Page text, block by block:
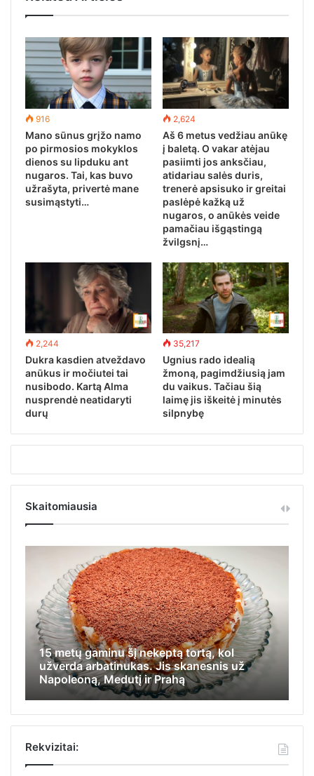
916
Mano sūnus grįžo namo
po pirmosios mokyklos
dienos su lipduku ant
nugaros. Tai, kas buvo
užrašyta, privertė mane
susimąstyti…
2,624
Aš 6 metus vedžiau anūkę
į baletą. O vakar atėjau
pasiimti jos anksčiau,
atidariau salės duris,
trenerė apsisuko ir greitai
paslėpė kažką už
nugaros, o anūkės veide
pamačiau išgąstingą
žvilgsnį…
2,244
Dukra kasdien atveždavo
anūkus ir močiutei tai
nusibodo. Kartą Alma
nusprendė neatidaryti
durų
35,217
Ugnius rado idealią
žmoną, pagimdžiusią jam
du vaikus. Tačiau šią
laimę jis iškeitė į minutės
silpnybę
Skaitomiausia
metų gaminu šį nekeptą tortą, kol
arbatinukas. Jis skanesnis už
Medutį ir Prahą
Iš jos
Rekvizitai: